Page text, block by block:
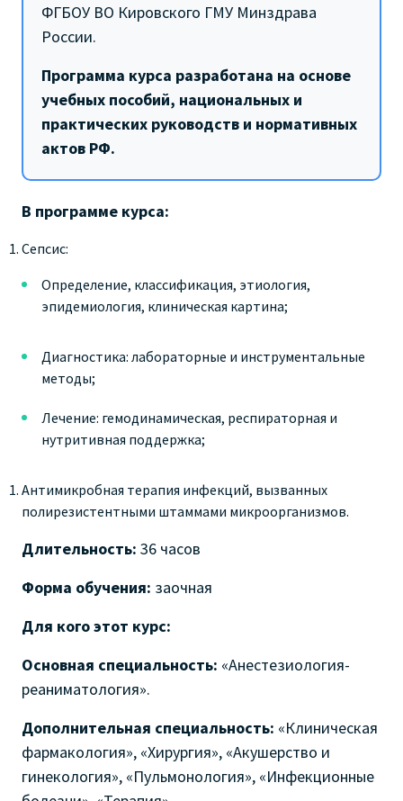
ФГБОУ ВО Кировского ГМУ Минздрава
России.
Программа курса разработана на основе
учебных пособий, национальных и
практических руководств и нормативных
актов РФ.
В программе курса:
Сепсис:
Определение, классификация, этиология,
эпидемиология, клиническая картина;
Диагностика: лабораторные и инструментальные
методы;
Лечение: гемодинамическая, респираторная и
нутритивная поддержка;
Антимикробная терапия инфекций, вызванных
полирезистентными штаммами микроорганизмов.
Длительность: 36 часов
Форма обучения: заочная
Для кого этот курс:
Основная специальность: «Анестезиология-
реаниматология».
Дополнительная специальность: «Клиническая
фармакология», «Хирургия», «Акушерство и
гинекология», «Пульмонология», «Инфекционные